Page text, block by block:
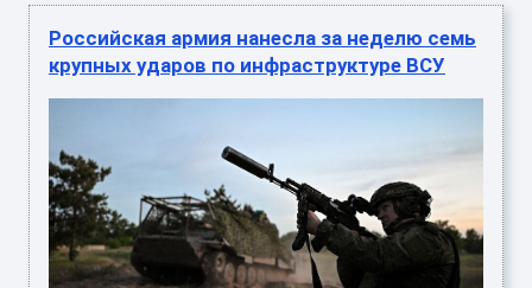
Российская армия нанесла за неделю семь
крупных ударов по инфраструктуре ВСУ